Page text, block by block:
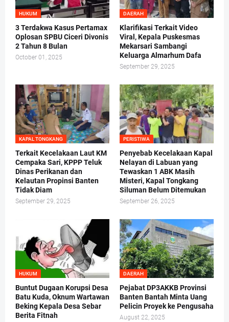
HUKUM
3 Terdakwa Kasus Pertamax
Oplosan SPBU Ciceri Divonis
2 Tahun 8 Bulan
October 01, 2025
DAERAH
Klarifikasi Terkait Video
Viral, Kepala Puskesmas
Mekarsari Sambangi
Keluarga Almarhum Dafa
September 29, 2025
KAPAL TONGKANG
Terkait Kecelakaan Laut KM
Cempaka Sari, KPPP Teluk
Dinas Perikanan dan
Kelautan Propinsi Banten
Tidak Diam
September 29, 2025
PERISTIWA
Penyebab Kecelakaan Kapal
Nelayan di Labuan yang
Tewaskan 1 ABK Masih
Misteri, Kapal Tongkang
Siluman Belum Ditemukan
September 26, 2025
HUKUM
Buntut Dugaan Korupsi Desa
Batu Kuda, Oknum Wartawan
Beking Kepala Desa Sebar
Berita Fitnah
DAERAH
Pejabat DP3AKKB Provinsi
Banten Bantah Minta Uang
Pelicin Proyek ke Pengusaha
August 22, 2025